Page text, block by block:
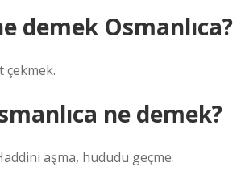
demek Osmanlıca?
çekmek.
ne demek?
aşma, hududu geçme.